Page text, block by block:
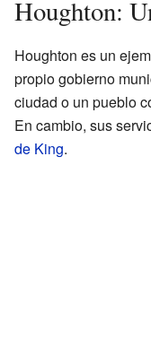
Houghton:
Houghton es un
propio gobierno
ciudad o un pueblo
En cambio, sus
de King.